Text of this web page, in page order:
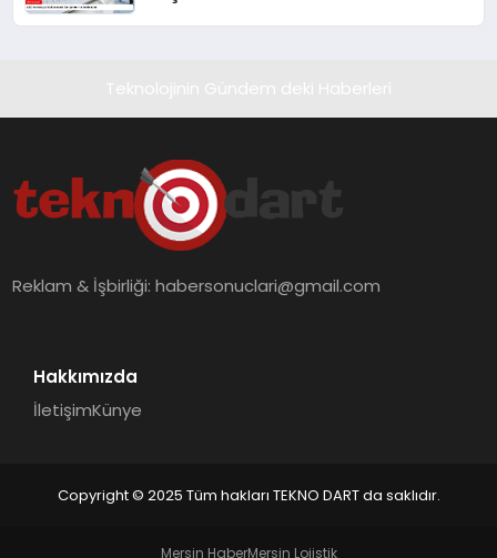
Reklam & İşbirliği:habersonuclari@gmail.com
Hakkımızda
İletişimKünye
Copyright © 2025 Tüm hakları TEKNO DART da saklıdır.
Mersin HaberMersin Lojistik